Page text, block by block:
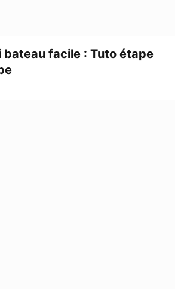
bateau facile : Tuto étape